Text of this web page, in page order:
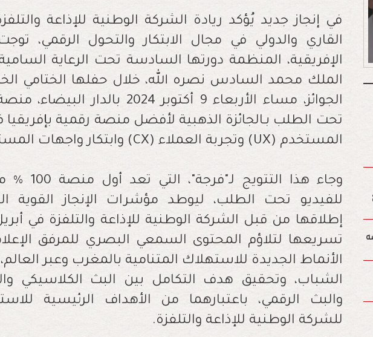
في إنجاز جديد يُؤكد ريادة الشركة الوطنية للإذاعة
القاري والدولي في مجال الابتكار والتحول الرقمي،
الإفريقية، المنظمة دورتها السادسة تحت الرعاية
الملك محمد السادس نصره الله، خلال حفلها الختامي
الجوائز، مساء الأربعاء 9 أكتوبر 2024
تحت الطلب بـالجائزة الذهبية لأفضل منصة رقمية
المستخدم (UX) وتجربة العملاء (CX) وابتكار واجهات
وجاء هذا
للفيديو تحت الطلب، ليوطد مؤشرات الإنجاز القوية
تسريعها لتلاؤم المحتوى السمعي البصري للمرفق
الأنماط الجديدة للاستهلاك المتنامية بالمغرب وعبر
الشباب، وتحقيق هدف التكامل بين البث الكلاسيكي
والبث الرقمي، باعتبارهما من الأهداف الرئيسية
للشركة الوطنية للإذاعة والتلفزة.